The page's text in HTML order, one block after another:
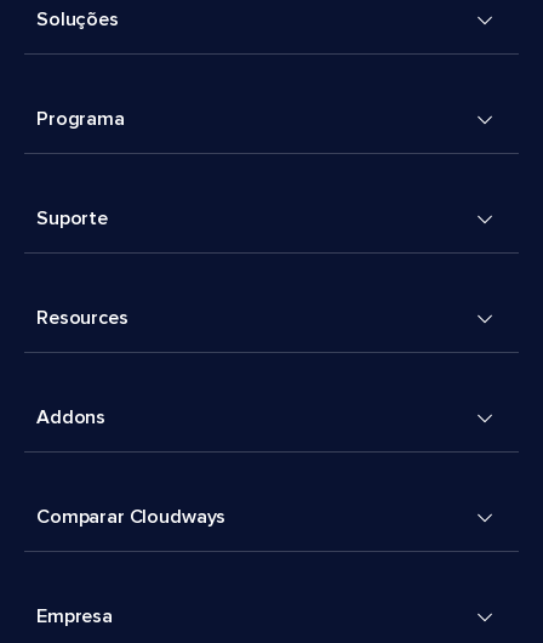
Soluções
Programa
Suporte
Resources
Addons
Comparar Cloudways
Empresa